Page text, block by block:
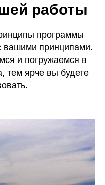
работы
программы
вашими принципами.
и погружаемся в
тем ярче вы будете